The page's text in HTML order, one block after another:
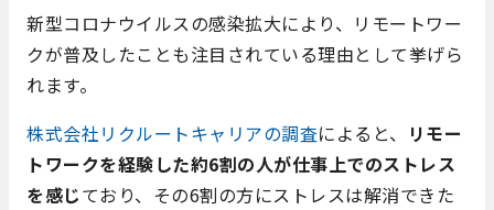
新型コロナウイルスの感染拡大により、リモートワー
クが普及したことも注目されている理由として挙げら
れます。
株式会社リクルートキャリアの調査によると、
リモー
トワークを経験した約6割の人が仕事上でのストレス
を感じており、その6割の方にストレスは解消できた